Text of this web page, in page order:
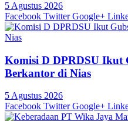
5 Agustus 2026
Facebook Twitter Google+
Komisi D DPRDSU Ikut
Berkantor di Nias
5 Agustus 2026
Facebook Twitter Google+